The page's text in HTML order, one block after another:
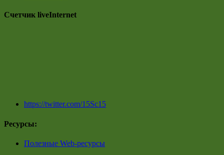
Счетчик liveInternet
https://twitter.com/15Sc15
Ресурсы:
Полезные Web-ресурсы